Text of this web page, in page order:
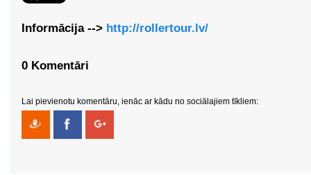
Informācija --> http://rollertour.lv/
0 Komentāri
Lai pievienotu komentāru, ienāc ar kādu no sociālajiem tīkliem: